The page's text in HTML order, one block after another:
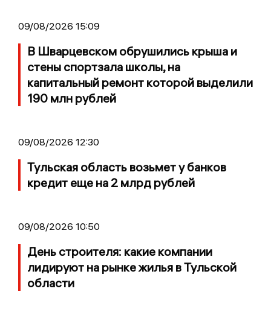
09/08/2026 15:09
В Шварцевском обрушились крыша и
стены спортзала школы, на
капитальный ремонт которой выделили
190 млн рублей
09/08/2026 12:30
Тульская область возьмет у банков
кредит еще на 2 млрд рублей
09/08/2026 10:50
День строителя: какие компании
лидируют на рынке жилья в Тульской
области